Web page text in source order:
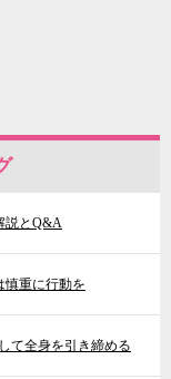
説とQ&A
慎重に行動を
て全身を引き締める